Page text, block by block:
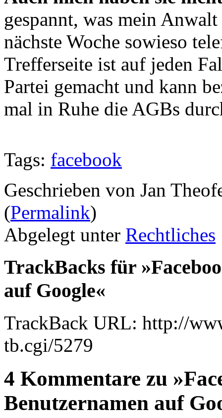
gespannt, was mein
nächste Woche sowieso
Trefferseite ist auf jeden
Partei gemacht und kann
mal in Ruhe die AGBs
Tags: facebook
Geschrieben von Jan
(Permalink)
Abgelegt unter Rechtliches
TrackBacks für
auf Google«
TrackBack URL: http://
tb.cgi/5279
4 Kommentare zu
Benutzernamen auf